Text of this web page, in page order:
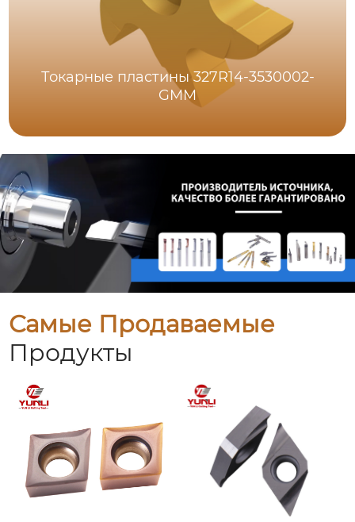
Токарные пластины 327R14-3530002-
GMM
Самые Продаваемые
Продукты